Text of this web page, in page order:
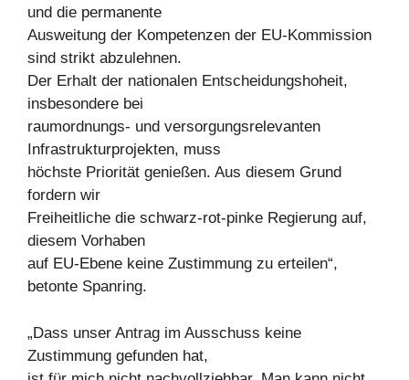
und die permanente
Ausweitung der Kompetenzen der EU-Kommission
sind strikt abzulehnen.
Der Erhalt der nationalen Entscheidungshoheit,
insbesondere bei
raumordnungs- und versorgungsrelevanten
Infrastrukturprojekten, muss
höchste Priorität genießen. Aus diesem Grund
fordern wir
Freiheitliche die schwarz-rot-pinke Regierung auf,
diesem Vorhaben
auf EU-Ebene keine Zustimmung zu erteilen“,
betonte Spanring.
„Dass unser Antrag im Ausschuss keine
Zustimmung gefunden hat,